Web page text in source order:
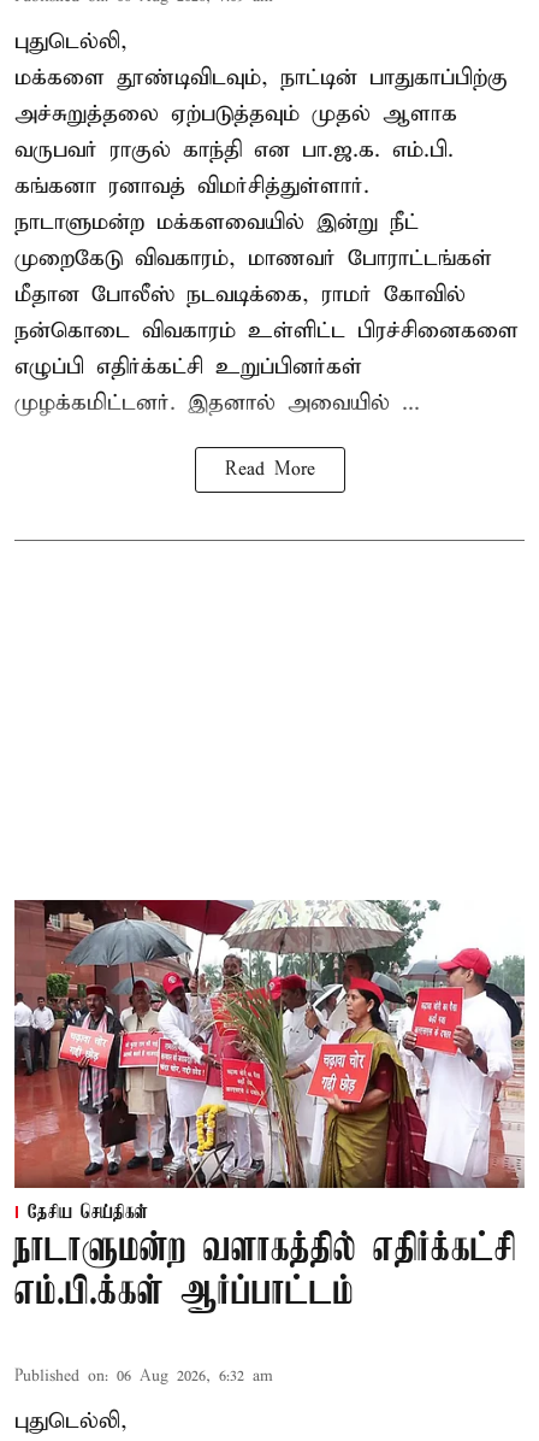
புதுடெல்லி,
மக்களை தூண்டிவிடவும், நாட்டின் பாதுகாப்பிற்கு
அச்சுறுத்தலை ஏற்படுத்தவும் முதல் ஆளாக
வருபவர் ராகுல் காந்தி என பா.ஜ.க. எம்.பி.
கங்கனா ரனாவத் விமர்சித்துள்ளார்.
நாடாளுமன்ற மக்களவையில் இன்று நீட்
முறைகேடு விவகாரம், மாணவர் போராட்டங்கள்
மீதான போலீஸ் நடவடிக்கை, ராமர் கோவில்
நன்கொடை விவகாரம் உள்ளிட்ட பிரச்சினைகளை
எழுப்பி எதிர்க்கட்சி உறுப்பினர்கள்
முழக்கமிட்டனர். இதனால் அவையில் ...
Read More
தேசிய செய்திகள்
நாடாளுமன்ற வளாகத்தில் எதிர்க்கட்சி
எம்.பி.க்கள் ஆர்ப்பாட்டம்
Published on: 06 Aug 2026, 6:32 am
புதுடெல்லி,